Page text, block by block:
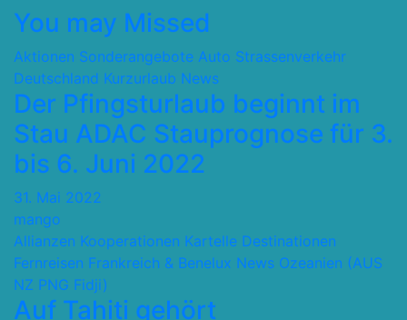
You may Missed
Aktionen Sonderangebote Auto Strassenverkehr
Deutschland Kurzurlaub News
Der Pfingsturlaub beginnt im
Stau ADAC Stauprognose für 3.
bis 6. Juni 2022
31. Mai 2022
mango
Allianzen Kooperationen Kartelle Destinationen
Fernreisen Frankreich & Benelux News Ozeanien (AUS
NZ PNG Fidji)
Auf Tahiti gehört